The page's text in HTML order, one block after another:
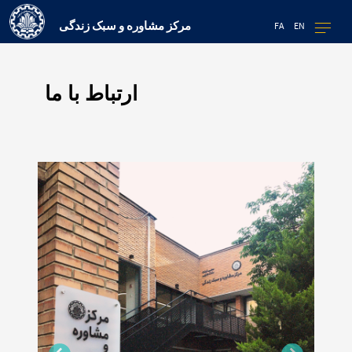
FA EN مرکز مشاوره و سبک زندگی
ارتباط با ما